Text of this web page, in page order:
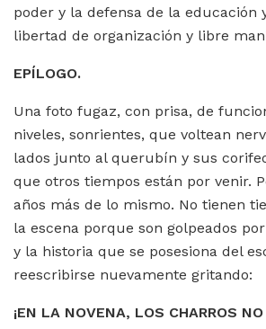
poder y la defensa de la educación
libertad de organización y libre
EPÍLOGO.
Una foto fugaz, con prisa, de
niveles, sonrientes, que voltean
lados junto al querubín y sus
que otros tiempos están por venir.
años más de lo mismo. No tienen
la escena porque son golpeados
y la historia que se posesiona del
reescribirse nuevamente gritando:
¡EN LA NOVENA, LOS CHARROS